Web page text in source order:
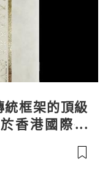
框架的頂級
香港國際茶